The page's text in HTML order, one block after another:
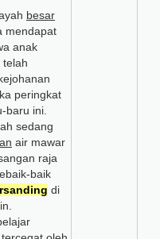
besar
mendapat
anak
telah
peringkat
baru ini.
sedang
air mawar
raja
baik
di